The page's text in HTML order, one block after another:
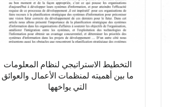
التخطيط الاستراتيجي لنظام المعلومات
ما بين أهميته لمنظمات الأعمال والعوائق
التي يواخهها